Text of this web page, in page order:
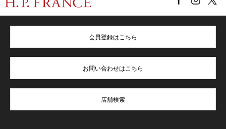
会員登録はこちら
お問い合わせはこちら
店舗検索